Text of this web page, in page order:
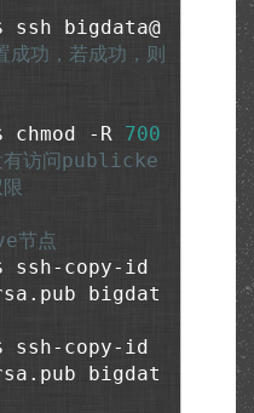
ssh bigdata@
成功，若成功，则
chmod -R 700
有访问publicke
节点
ssh-copy-id
bigdat
ssh-copy-id
bigdat